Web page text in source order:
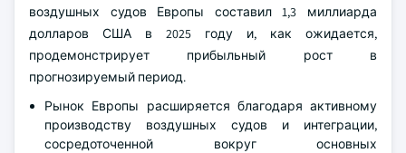
воздушных судов Европы составил 1,3 миллиарда
долларов США в 2025 году и, как ожидается,
продемонстрирует прибыльный рост в
прогнозируемый период.
Рынок Европы расширяется благодаря активному
производству воздушных судов и интеграции,
сосредоточенной вокруг основных